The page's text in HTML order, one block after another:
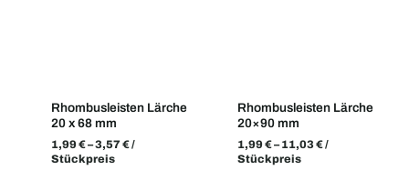
Rhombusleisten Lärche
20 x 68 mm
1,99€–3,57€/
Stückpreis
Rhombusleisten Lärche
20×90 mm
1,99€–11,03€/
Stückpreis